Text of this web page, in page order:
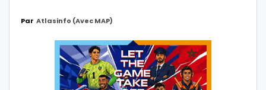
Par Atlasinfo (avec MAP)